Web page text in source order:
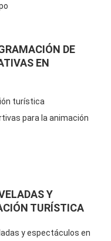
DE
EN
turística
para la animación
Y
TURÍSTICA
y espectáculos en